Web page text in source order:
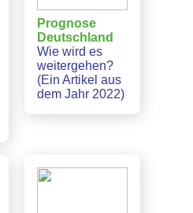
Prognose
Deutschland
Wie wird es
weitergehen?
(Ein Artikel aus
dem Jahr 2022)